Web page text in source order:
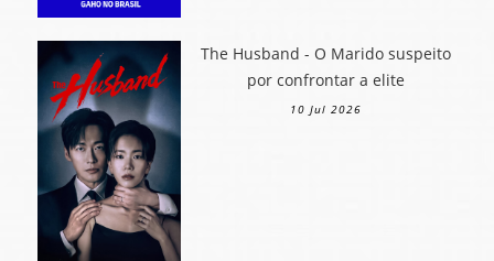
The Husband - O Marido suspeito
por confrontar a elite
10 Jul 2026